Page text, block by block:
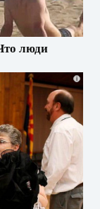
люди
i